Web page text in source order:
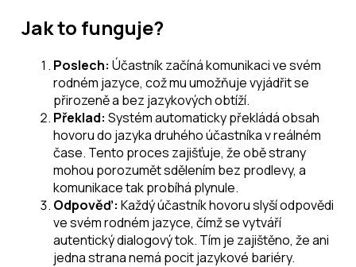
Jak to funguje?
Poslech: Účastník začíná komunikaci ve svém
rodném jazyce, což mu umožňuje vyjádřit se
přirozeně a bez jazykových obtíží.
Překlad: Systém automaticky překládá obsah
hovoru do jazyka druhého účastníka v reálném
čase. Tento proces zajišťuje, že obě strany
mohou porozumět sdělením bez prodlevy, a
komunikace tak probíhá plynule.
Odpověď: Každý účastník hovoru slyší odpovědi
ve svém rodném jazyce, čímž se vytváří
autentický dialogový tok. Tím je zajištěno, že ani
jedna strana nemá pocit jazykové bariéry.